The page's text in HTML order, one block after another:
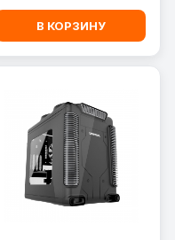
В КОРЗИНУ